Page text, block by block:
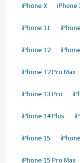
iPhone X iPhone
iPhone 11
iPhone 12
iPhone 12 Pro Max
iPhone 13 Pro
iPhone 14 Plus
iPhone 15
iPhone 15 Pro Max